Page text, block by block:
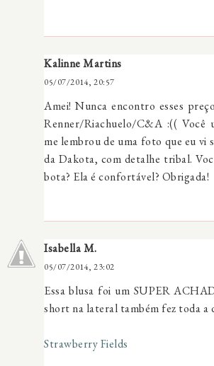
Kalinne Martins
05/07/2014, 20:57
Amei! Nunca encontro esses
Renner/Riachuelo/C&A :(( Você
me lembrou de uma foto que eu vi
da Dakota, com detalhe tribal.
bota? Ela é confortável? Obrigada!
Isabella M.
05/07/2014, 23:02
Essa blusa foi um SUPER
short na lateral também fez toda a
Strawberry Fields